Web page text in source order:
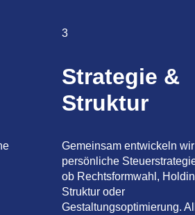
3
Strategie &
Struktur
Gemeinsam entwickeln
persönliche
ob Rechtsformwahl,
Struktur oder
Gestaltungsoptimierung.